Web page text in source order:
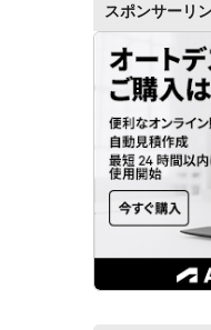
スポンサーリ